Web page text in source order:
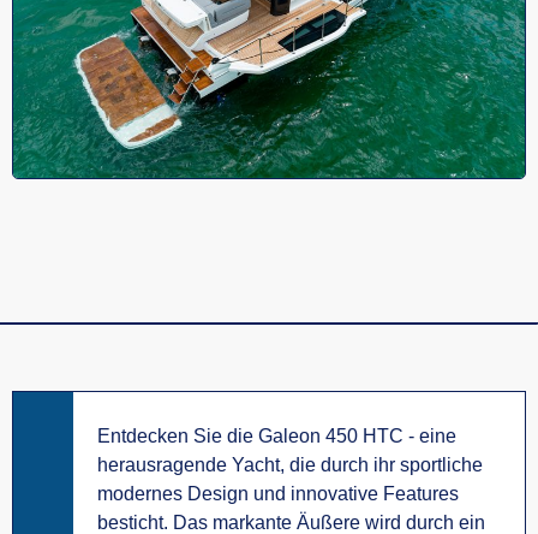
Entdecken Sie die Galeon 450 HTC - eine
herausragende Yacht, die durch ihr sportliche
modernes Design und innovative Features
besticht. Das markante Äußere wird durch ein